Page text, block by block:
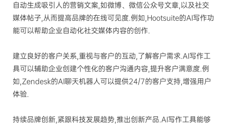
自动生成吸引人的营销文案,如微博、微信公众号文章,以及社交
媒体帖子,从而提高品牌的在线可见度.例如,Hootsuite的AI写作功
能可以帮助企业自动化社交媒体内容的创作.
建立良好的客户关系,重视与客户的互动,了解客户需求.AI写作工
具可以辅助企业创建个性化的客户沟通内容,提升客户满意度.例
如,Zendesk的AI聊天机器人可以提供24/7的客户支持,增强用户
体验.
持续品牌创新,紧跟科技发展趋势,推出创新产品.AI写作工具能够